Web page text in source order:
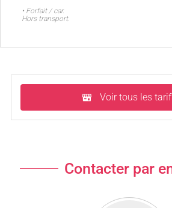
• Forfait / car.
Hors transport.
Voir tous les
Contacter par